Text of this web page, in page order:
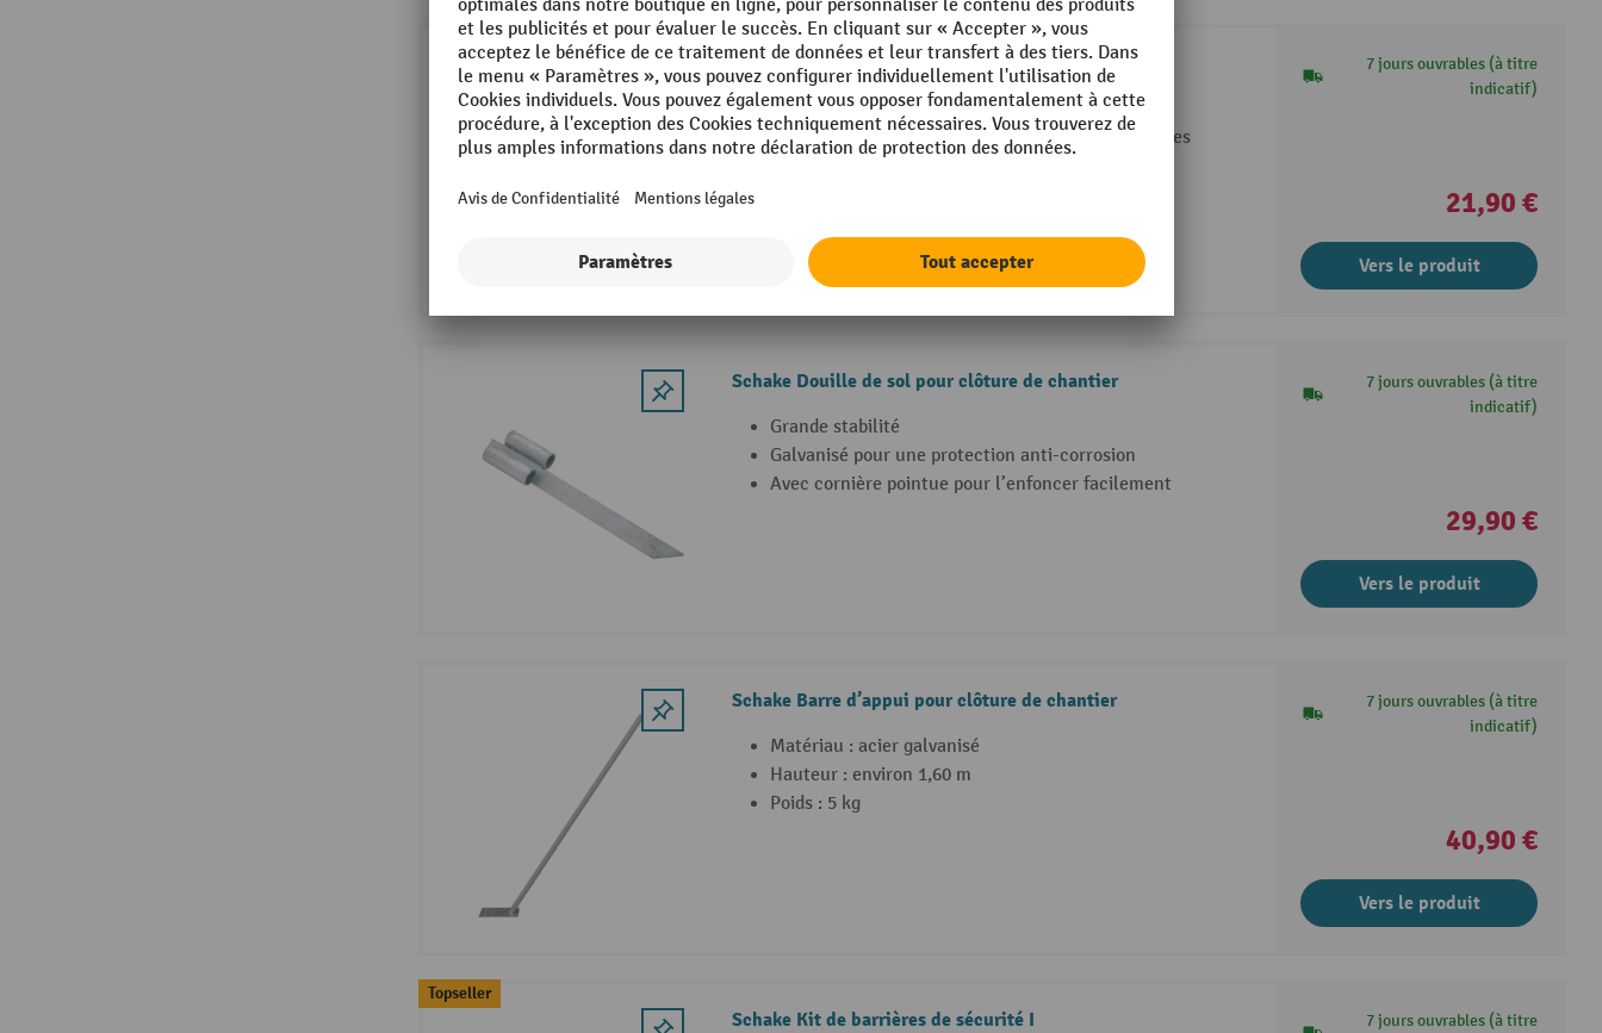
Schake Plaque de fond pour clôture de chantier, fixe
Connexion simple de 2 clôtures de chantier
Avec 4 trous pour une fixation durable par chevilles
7 jours ouvrables (à titre
indicatif)
21,90 €
Vers le produit
Schake Douille de sol pour clôture de chantier
Grande stabilité
Galvanisé pour une protection anti-corrosion
Avec cornière pointue pour l’enfoncer facilement
7 jours ouvrables (à titre
indicatif)
29,90 €
Vers le produit
Schake Barre d’appui pour clôture de chantier
Matériau : acier galvanisé
Hauteur : environ 1,60 m
Poids : 5 kg
7 jours ouvrables (à titre
indicatif)
40,90 €
Vers le produit
Topseller
Schake Kit de barrières de sécurité I
7 jours ouvrables (à titre